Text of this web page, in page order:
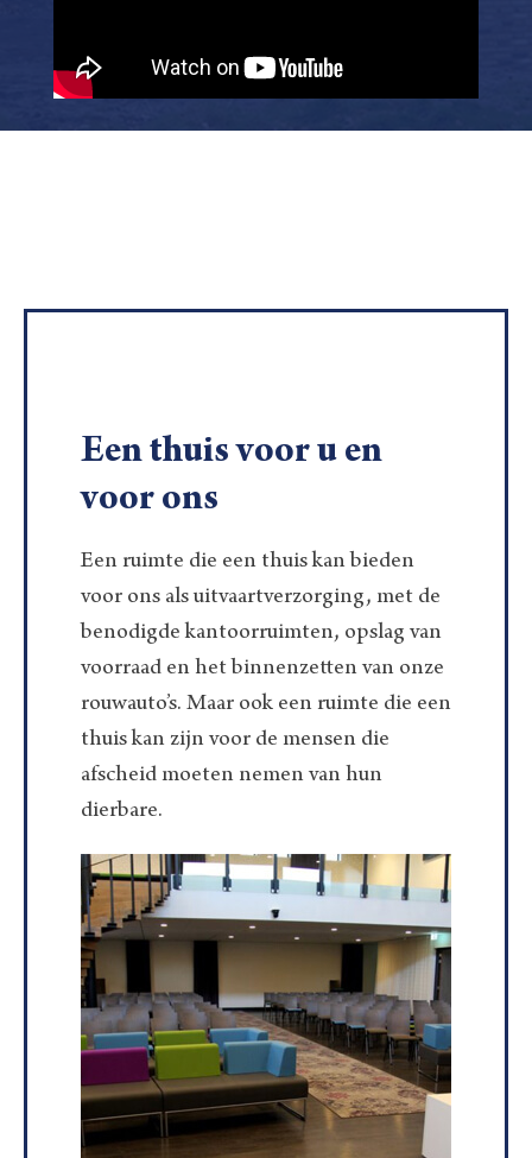
Een thuis voor u en
voor ons
Een ruimte die een thuis kan bieden
voor ons als uitvaartverzorging, met de
benodigde kantoorruimten, opslag van
voorraad en het binnenzetten van onze
rouwauto’s. Maar ook een ruimte die een
thuis kan zijn voor de mensen die
afscheid moeten nemen van hun
dierbare.